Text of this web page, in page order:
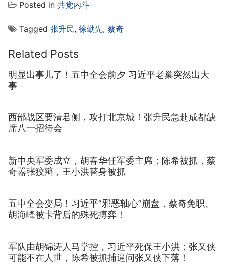
Posted in 共党内斗
Tagged 张升民, 徐勤先, 蔡奇
Related Posts
明显出事儿了！五中全会前夕 习近平老巢突然出大
事
西部战区要清君侧，攻打北京城！张升民急赴成都缺
席八一招待会
新中央军委成立，胡春华任军委主席；陈希被抓，蔡
奇嚣张狡辩，王小洪替身被抓
五中全会变局！习近平“邪恶轴心”崩盘，蔡奇免职、
胡海峰被卡背后的殊死搏弈！
军队由胡锦涛人马掌控，习近平死保王小洪；张又侠
可能不在人世，陈希被抓捕逼问张又侠下落！